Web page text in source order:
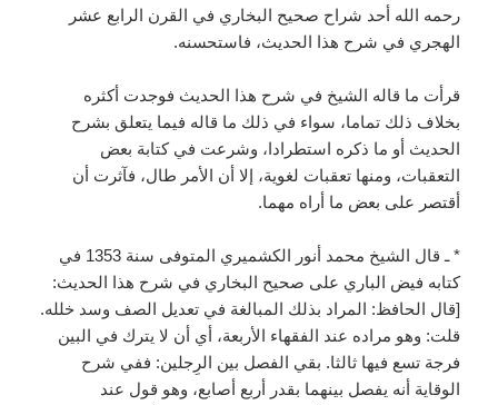
رحمه الله أحد شراح صحيح البخاري في القرن الرابع عشر
الهجري في شرح هذا الحديث، فاستحسنه.
قرأت ما قاله الشيخ في شرح هذا الحديث فوجدت أكثره
بخلاف ذلك تماما، سواء في ذلك ما قاله فيما يتعلق بشرح
الحديث أو ما ذكره استطرادا، وشرعت في كتابة بعض
التعقبات، ومنها تعقبات لغوية، إلا أن الأمر طال، فآثرت أن
أقتصر على بعض ما أراه مهما.
* ـ قال الشيخ محمد أنور الكشميري المتوفى سنة 1353 في
كتابه فيض الباري على صحيح البخاري في شرح هذا الحديث:
[قال الحافظ: المراد بذلك المبالغة في تعديل الصف وسد خلله.
قلت: وهو مراده عند الفقهاء الأربعة، أي أن لا يترك في البين
فرجة تسع فيها ثالثا. بقي الفصل بين الرِجلين: ففي شرح
الوقاية أنه يفصل بينهما بقدر أربع أصابع، وهو قول عند